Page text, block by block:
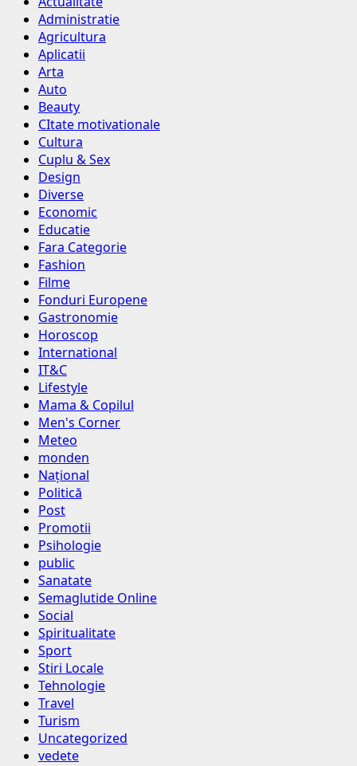
Administratie
Agricultura
Aplicatii
Arta
Auto
Beauty
CItate motivationale
Cultura
Cuplu & Sex
Design
Diverse
Economic
Educatie
Fara Categorie
Fashion
Filme
Fonduri Europene
Gastronomie
Horoscop
International
IT&C
Lifestyle
Mama & Copilul
Men's Corner
Meteo
monden
Național
Politică
Post
Promotii
Psihologie
public
Sanatate
Semaglutide Online
Social
Spiritualitate
Sport
Stiri Locale
Tehnologie
Travel
Turism
Uncategorized
vedete